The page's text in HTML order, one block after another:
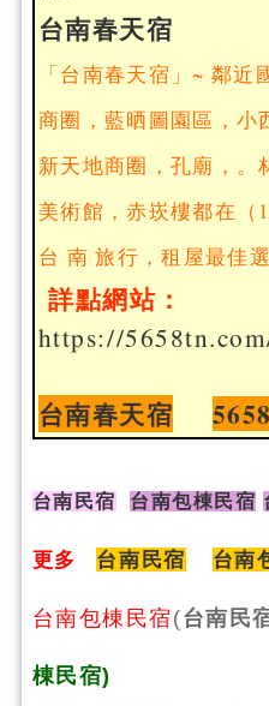
台南春天宿
「台南春天宿」~ 鄰近
商圈，藍晒圖園區，小
新天地商圈，孔廟，。
美術館，赤崁樓都在
台 南 旅行，租屋最佳
詳點網站：
https://
台南春天宿
台南民宿 台南包棟民宿
更多 台南民宿 台南
台南包棟民宿 (台南民
棟民宿)